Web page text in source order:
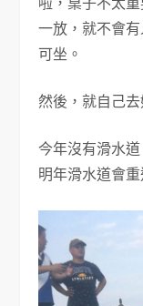
啦，桌子不太
一放，就不會
可坐。
然後，就自己去
今年沒有滑水
明年滑水道會重